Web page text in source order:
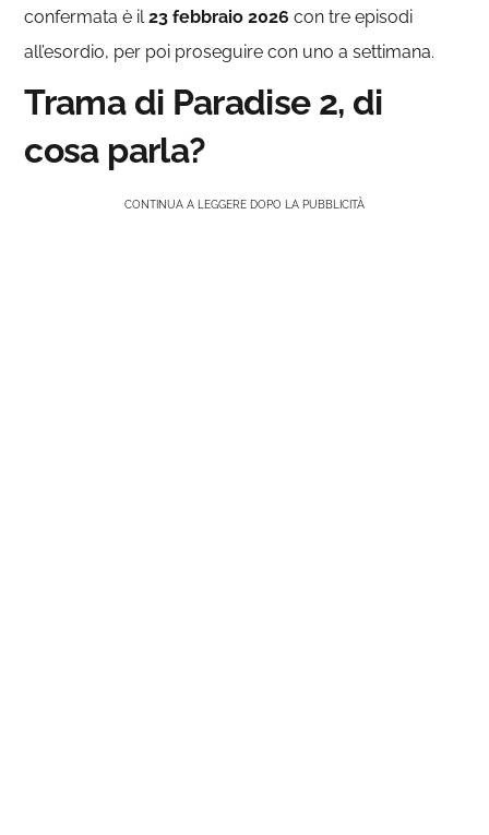
confermata è il23 febbraio 2026con tre episodi
all’esordio, per poi proseguire con uno a settimana.
Trama di Paradise 2, di
cosa parla?
CONTINUA A LEGGERE DOPO LA PUBBLICITÀ